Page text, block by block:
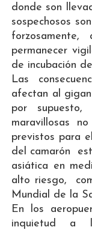
donde son
sospechosos
permanecer
de incubación
Las
afectan al
por
maravillosas
previstos para
del camarón
asiática en
alto riesgo,
Mundial de la
En los
inquietud a